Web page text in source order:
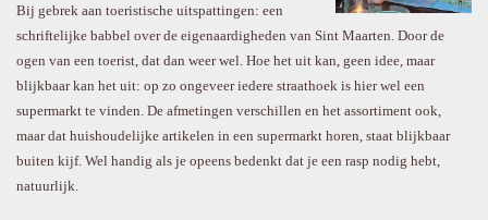
Bij gebrek aan toeristische uitspattingen: een
schriftelijke babbel over de eigenaardigheden van Sint Maarten. Door de
ogen van een toerist, dat dan weer wel. Hoe het uit kan, geen idee, maar
blijkbaar kan het uit: op zo ongeveer iedere straathoek is hier wel een
supermarkt te vinden. De afmetingen verschillen en het assortiment ook,
maar dat huishoudelijke artikelen in een supermarkt horen, staat blijkbaar
buiten kijf. Wel handig als je opeens bedenkt dat je een rasp nodig hebt,
natuurlijk.